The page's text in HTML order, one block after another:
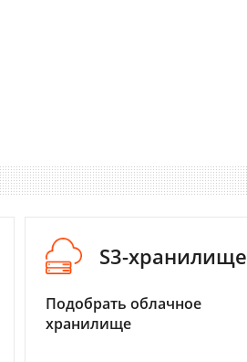
S3-хранилище
Подобрать облачное
хранилище